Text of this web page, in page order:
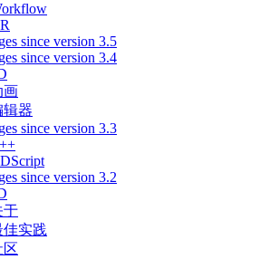
since version 3.5
since version 3.4
画
辑器
since version 3.3
since version 3.2
于
佳实践
区